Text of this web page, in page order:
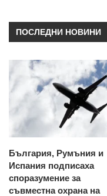
ПОСЛЕДНИ НОВИНИ
България, Румъния и
Испания подписаха
споразумение за
съвместна охрана на